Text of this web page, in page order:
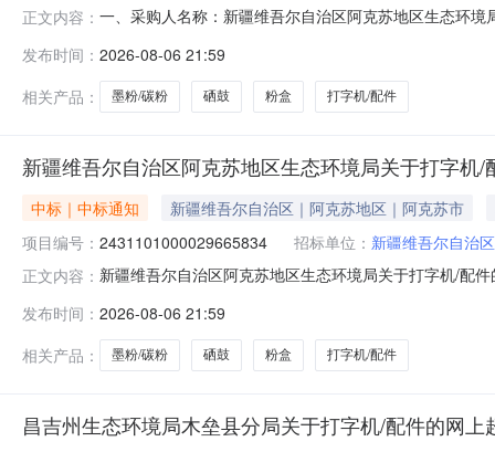
正文内容： 一、采购人名称：新疆维吾尔自治区阿克苏地区生态环
件227粉盒惠普/HPM227d个2.001803602PD-T201墨粉/
发布时间： 2026-08-06 21:59
相关产品：
墨粉/碳粉 硒鼓 粉盒 打字机/配件
新疆维吾尔自治区阿克苏地区生态环境局关于打字机
中标｜中标通知
新疆维吾尔自治区｜阿克苏地区｜阿克苏市
项目编号： 2431101000029665834 招标单位： 新疆维吾尔自治
正文内容： 新疆维吾尔自治区阿克苏地区生态环境局关于打字机/配
文号:采购计划金额（元）:项目所在行政区划编码
发布时间： 2026-08-06 21:59
相关产品：
墨粉/碳粉 硒鼓 粉盒 打字机/配件
昌吉州生态环境局木垒县分局关于打字机/配件的网